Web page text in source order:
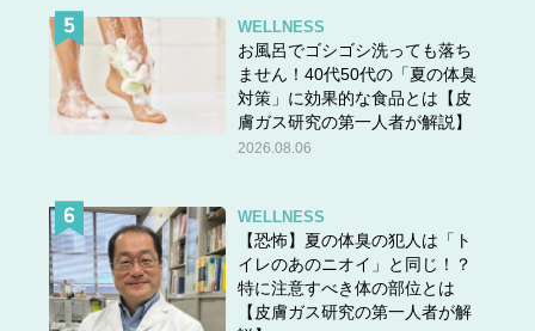
WELLNESS
お風呂でゴシゴシ洗っても落ち
ません！40代50代の「夏の体臭
対策」に効果的な食品とは【皮
膚ガス研究の第一人者が解説】
2026.08.06
WELLNESS
【恐怖】夏の体臭の犯人は「ト
イレのあのニオイ」と同じ！？
特に注意すべき体の部位とは
【皮膚ガス研究の第一人者が解